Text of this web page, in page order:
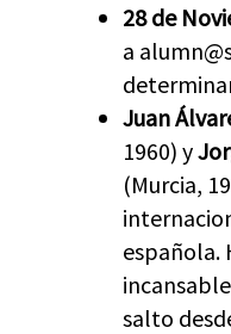
28 de
a
Juan
1960) y
(Murcia,
española.
salto